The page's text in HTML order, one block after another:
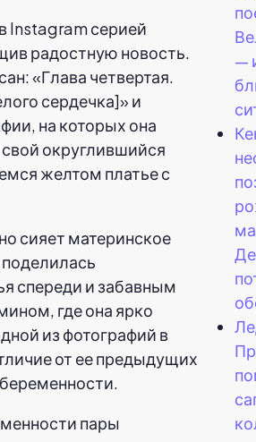
Instagram серией
радостную новость.
«Глава четвертая.
сердечка]» и
на которых она
округлившийся
желтом платье с
сияет материнское
спереди и забавным
где она ярко
из фотографий в
от ее предыдущих
пары
—